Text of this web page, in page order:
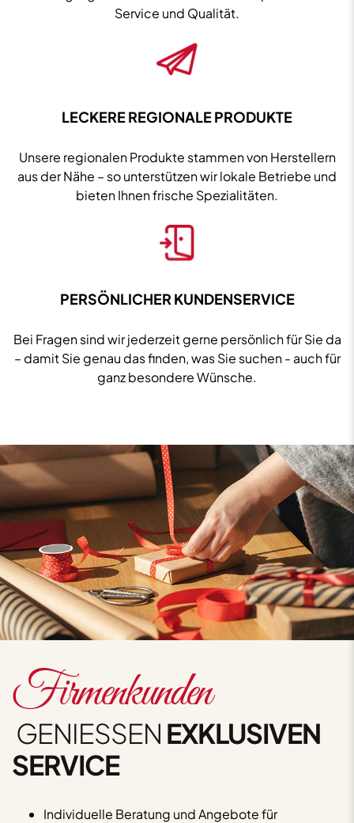
Service und Qualität.
LECKERE REGIONALE PRODUKTE
Unsere regionalen Produkte stammen von Herstellern
aus der Nähe – so unterstützen wir lokale Betriebe und
bieten Ihnen frische Spezialitäten.
PERSÖNLICHER KUNDENSERVICE
Bei Fragen sind wir jederzeit gerne persönlich für Sie da
– damit Sie genau das finden, was Sie suchen - auch für
ganz besondere Wünsche.
Firmenkunden
GENIESSEN EXKLUSIVEN
SERVICE
Individuelle Beratung und Angebote für